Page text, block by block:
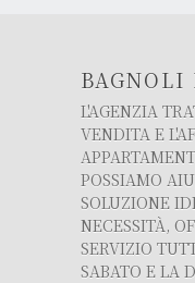
BAGNOLI
L'AGENZIA
VENDITA E
POSSIAMO
SOLUZIONE
NECESSITÀ,
SERVIZIO
SABATO E LA